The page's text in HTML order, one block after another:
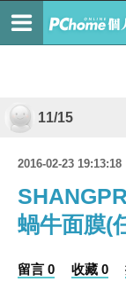
11/15
2016-02-23 19:13:18
蝸牛面膜(
留言 0 收藏 0